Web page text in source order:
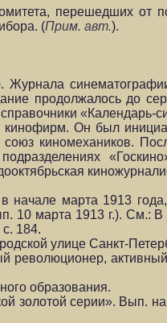
перешедших от
(Прим. авт.).
Журнала
продолжалось до
«Календарь-
Он был
киномехаников.
начале марта 1913
10 марта 1913 г.).
184.
улице Санкт-
активный
образования.
золотой серии». Вып. на